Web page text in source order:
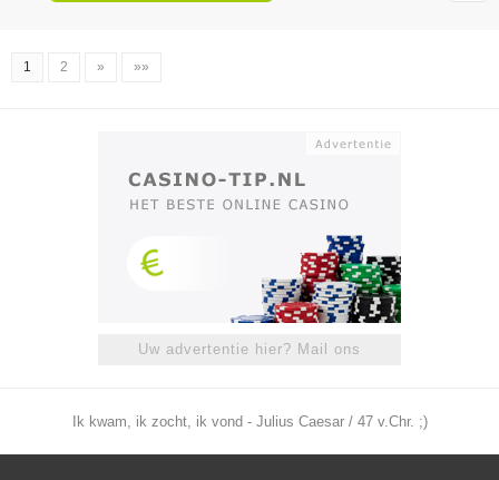
1 2 » »»
Uw advertentie hier? Mail ons
Ik kwam, ik zocht, ik vond - Julius Caesar / 47 v.Chr. ;)